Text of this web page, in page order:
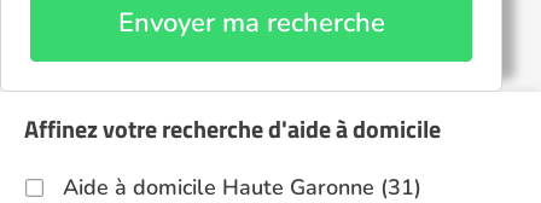
Envoyer ma recherche
Affinez votre recherche d'aide à domicile
Aide à domicile Haute Garonne (31)